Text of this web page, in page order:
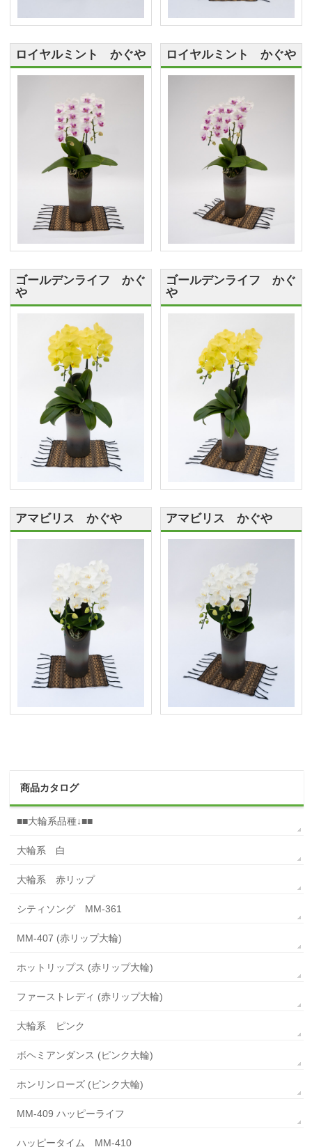
ロイヤルミント かぐや ロイヤルミント かぐや
ゴールデンライフ かぐ
や
ゴールデンライフ かぐ
や
アマビリス かぐや アマビリス かぐや
商品カタログ
■■大輪系品種↓■■
大輪系 白
大輪系 赤リップ
シティソング MM-361
MM-407 (赤リップ大輪)
ホットリップス (赤リップ大輪)
ファーストレディ (赤リップ大輪)
大輪系 ピンク
ボヘミアンダンス (ピンク大輪)
ホンリンローズ (ピンク大輪)
MM-409 ハッピーライフ
ハッピータイム MM-410